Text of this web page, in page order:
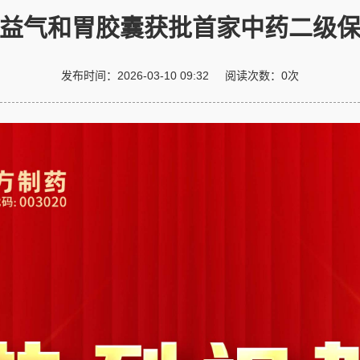
气和胃胶囊获批首家中药二级
发布时间： 2026-03-10 09:32 阅读次数： 0次